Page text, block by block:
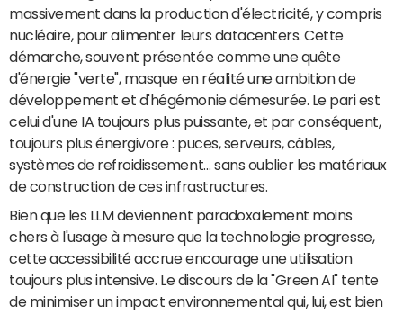
massivement dans la production d'électricité, y compris
nucléaire, pour alimenter leurs datacenters. Cette
démarche, souvent présentée comme une quête
d'énergie "verte", masque en réalité une ambition de
développement et d'hégémonie démesurée. Le pari est
celui d'une IA toujours plus puissante, et par conséquent,
toujours plus énergivore : puces, serveurs, câbles,
systèmes de refroidissement… sans oublier les matériaux
de construction de ces infrastructures.
Bien que les LLM deviennent paradoxalement moins
chers à l'usage à mesure que la technologie progresse,
cette accessibilité accrue encourage une utilisation
toujours plus intensive. Le discours de la "Green AI" tente
de minimiser un impact environnemental qui, lui, est bien